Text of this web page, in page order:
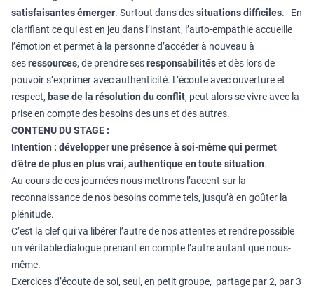
satisfaisantes émerger. Surtout dans dessituations difficiles. En
clarifiant ce qui est en jeu dans l’instant, l’auto-empathie accueille
l’émotion et permet à la personne d’accéder à nouveau à
sesressources, de prendre sesresponsabilitéset dès lors de
pouvoir s’exprimer avec authenticité. L’écoute avec ouverture et
respect, base de la résolution du conflit, peut alors se vivre avec la
prise en compte des besoins des uns et des autres.
CONTENU DU STAGE :
Intention : développer une présence à soi-même qui permet
d’être de plus en plus vrai, authentique en toute situation.
Au cours de ces journées nous mettrons l’accent sur la
reconnaissance de nos besoins comme tels, jusqu’à en goûter la
plénitude.
C’est la clef qui va libérer l’autre de nos attentes et rendre possible
un véritable dialogue prenant en compte l’autre autant que nous-
même.
Exercices d’écoute de soi, seul, en petit groupe, partage par 2, par 3